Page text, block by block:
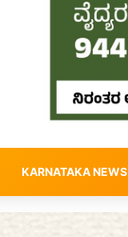
KARNATAKA NEWS